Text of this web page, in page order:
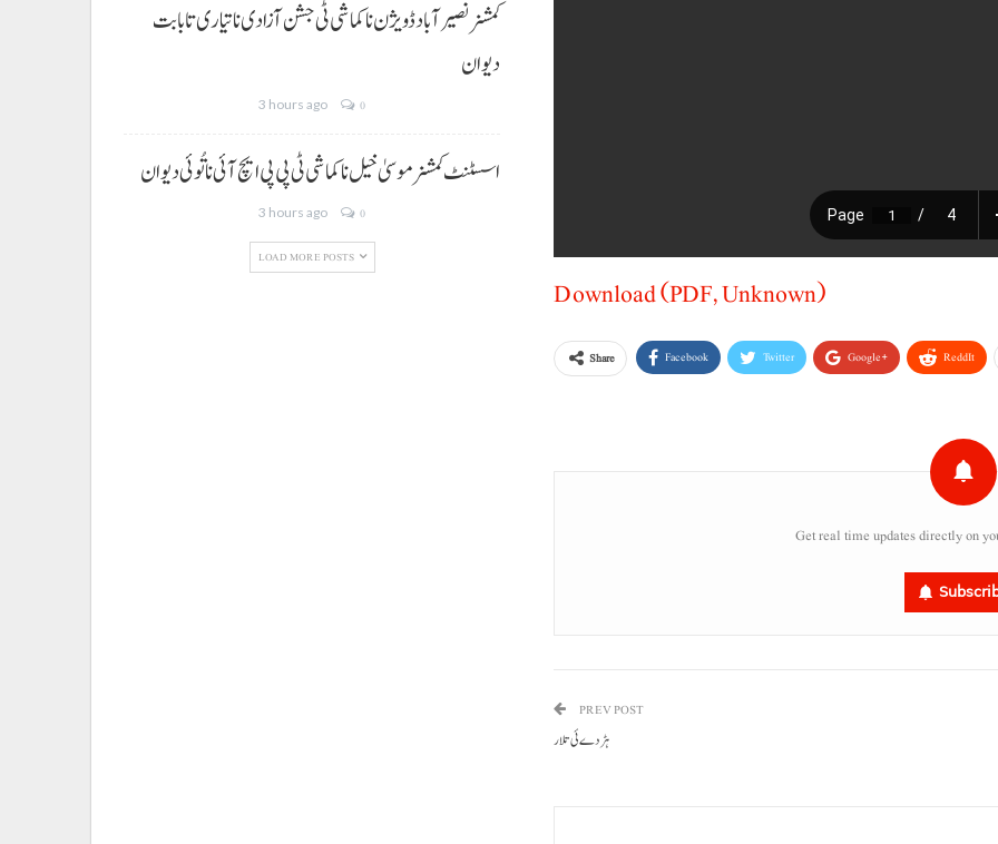
Download (PDF, Unknown)
Share Facebook Twitter Google+ ReddIt
Get real time updates directly on
PREV POST
ہڑدے ئی تلار
کمشنر نصیر آباد ڈویژن نا کماشی ٹی جشن آزادی نا تیاری تا بابت
دیوان
3 hours ago 0
اسسٹنٹ کمشنر موسیٰ خیل نا کماشی ٹی پی پی ایچ آئی نا تُوئی دیوان
3 hours ago 0
LOAD MORE POSTS